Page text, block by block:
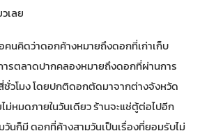
เลย
คนคิดว่าดอกค้างหมายถึงดอกที่เก่าเก็บ
ารตลาดปากคลองหมายถึงดอกที่ผ่านการ
ชั่วโมง โดยปกติดอกตัดมาจากต่างจังหวัด
ม่หมดภายในวันเดียว ร้านจะแช่ตู้ต่อไปอีก
วันก็มี ดอกที่ค้างสามวันเป็นเรื่องที่ยอมรับไม่